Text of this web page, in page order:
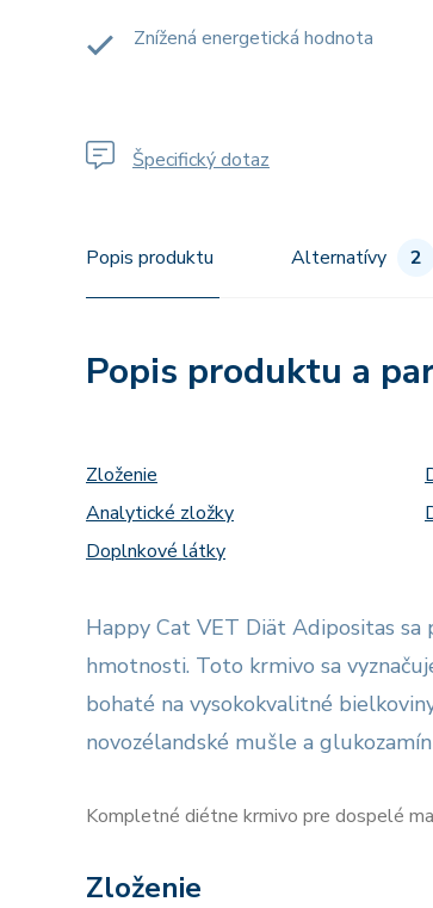
Znížená energetická hodnota
Špecifický dotaz
Popis produktu Alternatívy 2
Popis produktu a
Zloženie
Analytické zložky
Doplnkové látky
Happy Cat VET Diät Adipositas sa
hmotnosti. Toto krmivo sa
bohaté na vysokokvalitné
novozélandské mušle a
Kompletné diétne krmivo pre dospelé
Zloženie